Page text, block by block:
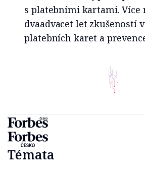
s platebními kartami. Více
dvaadvacet let zkušeností
platebních karet a
Témata